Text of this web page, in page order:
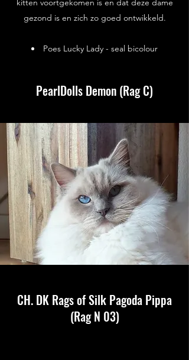
kitten voortgekomen is en dat deze dame
gezond is en zich zo goed ontwikkeld.
Poes Lucky Lady - seal bicolour
PearlDolls Demon (Rag C)
CH. DK Rags of Silk Pagoda Pippa
(Rag N 03)